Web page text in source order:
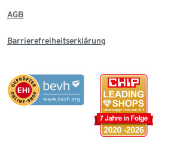
AGB
Barrierefreiheitserklärung